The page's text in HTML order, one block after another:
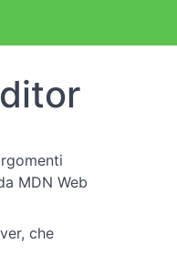
MDN Web
che